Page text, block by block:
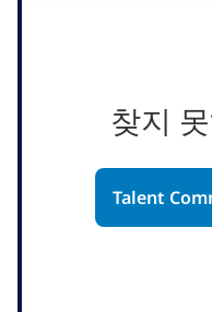
찾지
Talent